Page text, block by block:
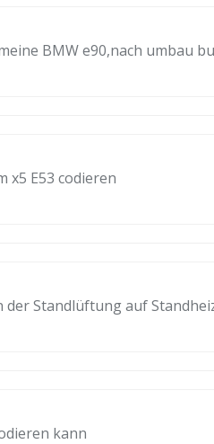
BMW e90,nach umbau
x5 E53 codieren
Standlüftung auf
kann